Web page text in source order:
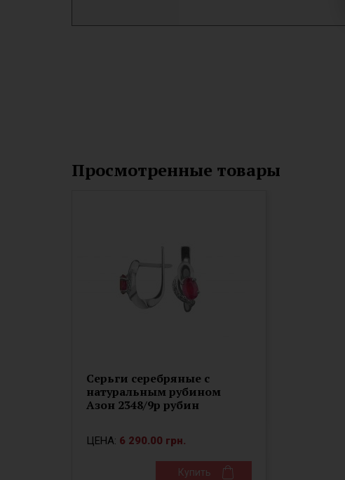
Просмотренные товары
Серьги серебряные с
натуральным рубином
Азон 2348/9р рубин
ЦЕНА: 6 290.00 грн.
Купить